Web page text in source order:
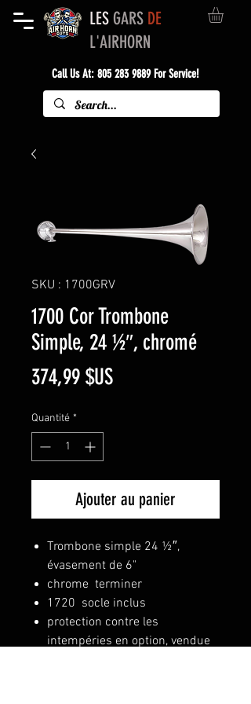
LESGARS DE
L'AIRHORN
Call Us At: 805 283 9889For Service!
SKU : 1700GRV
1700 Cor Trombone
Simple, 24 ½″, chromé
374,99 $USPrix
Quantité *
Ajouter au panier
Trombone simple 24 ½″,
évasement de 6"
chrome terminer
1720 socle inclus
protection contre les
intempéries en option, vendue